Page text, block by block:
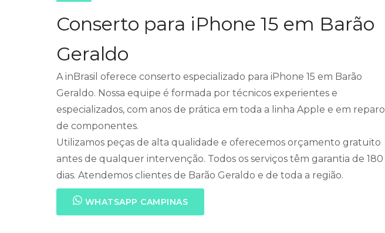
Conserto para iPhone 15 em Barão
Geraldo
A inBrasil oferece conserto especializado para iPhone 15 em Barão
Geraldo. Nossa equipe é formada por técnicos experientes e
especializados, com anos de prática em toda a linha Apple e em reparo
de componentes.
Utilizamos peças de alta qualidade e oferecemos orçamento gratuito
antes de qualquer intervenção. Todos os serviços têm garantia de 180
dias. Atendemos clientes de Barão Geraldo e de toda a região.
WHATSAPP CAMPINAS